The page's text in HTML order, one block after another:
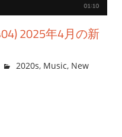
2025年4月の新
2020s, Music, New